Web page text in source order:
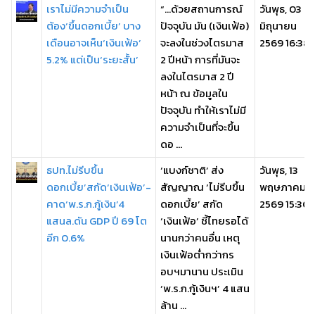
เราไม่มีความจำเป็น
ต้อง‘ขึ้นดอกเบี้ย’ บาง
เดือนอาจเห็น‘เงินเฟ้อ’
5.2% แต่เป็น‘ระยะสั้น’
“…ด้วยสถานการณ์
ปัจจุบัน มัน (เงินเฟ้อ)
จะลงในช่วงไตรมาส
2 ปีหน้า การที่มันจะ
ลงในไตรมาส 2 ปี
หน้า ณ ข้อมูลใน
ปัจจุบัน ทำให้เราไม่มี
ความจำเป็นที่จะขึ้น
ดอ ...
วันพุธ, 03
มิถุนายน
2569 16:38
ธปท.ไม่รีบขึ้น
ดอกเบี้ย’สกัด‘เงินเฟ้อ’-
คาด‘พ.ร.ก.กู้เงิน’4
แสนล.ดัน GDP ปี 69 โต
อีก 0.6%
‘แบงก์ชาติ’ ส่ง
สัญญาณ ‘ไม่รีบขึ้น
ดอกเบี้ย’ สกัด
‘เงินเฟ้อ’ ชี้ไทยรอได้
นานกว่าคนอื่น เหตุ
เงินเฟ้อต่ำกว่ากร
อบฯมานาน ประเมิน
‘พ.ร.ก.กู้เงินฯ’ 4 แสน
ล้าน ...
วันพุธ, 13
พฤษภาคม
2569 15:30